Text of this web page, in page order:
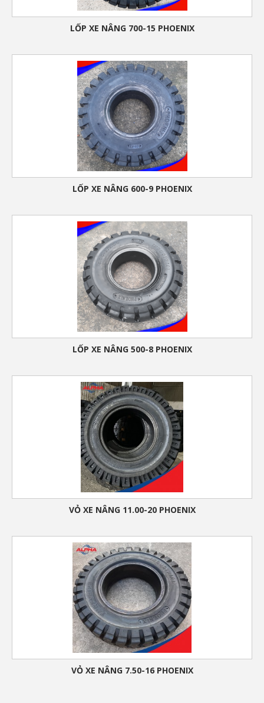
LỐP XE NÂNG 700-15 PHOENIX
LỐP XE NÂNG 600-9 PHOENIX
LỐP XE NÂNG 500-8 PHOENIX
VỎ XE NÂNG 11.00-20 PHOENIX
VỎ XE NÂNG 7.50-16 PHOENIX